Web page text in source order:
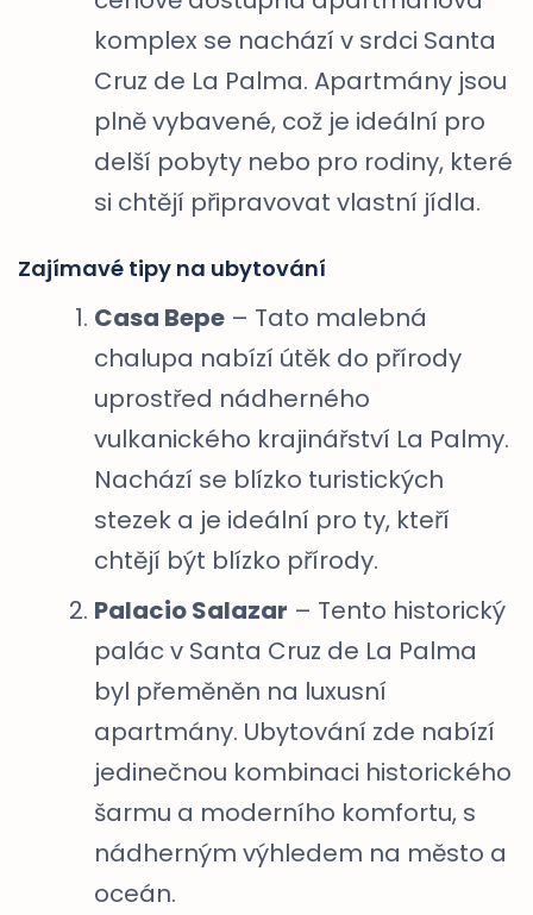
komplex se nachází v srdci Santa
Cruz de La Palma. Apartmány jsou
plně vybavené, což je ideální pro
delší pobyty nebo pro rodiny, které
si chtějí připravovat vlastní jídla.
Zajímavé tipy na ubytování
Casa Bepe – Tato malebná
chalupa nabízí útěk do přírody
uprostřed nádherného
vulkanického krajinářství La Palmy.
Nachází se blízko turistických
stezek a je ideální pro ty, kteří
chtějí být blízko přírody.
Palacio Salazar – Tento historický
palác v Santa Cruz de La Palma
byl přeměněn na luxusní
apartmány. Ubytování zde nabízí
jedinečnou kombinaci historického
šarmu a moderního komfortu, s
nádherným výhledem na město a
oceán.